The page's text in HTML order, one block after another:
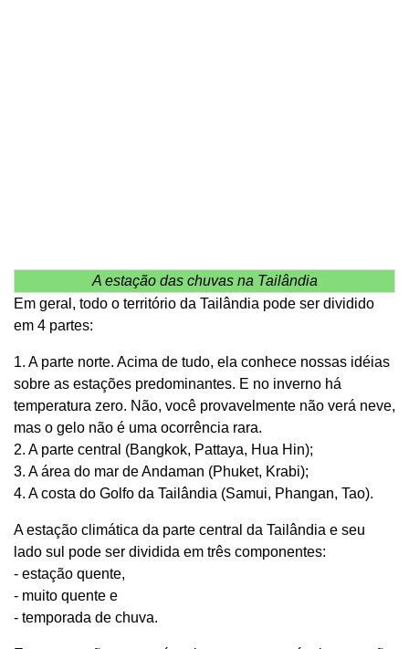
A estação das chuvas na Tailândia
Em geral, todo o território da Tailândia pode ser dividido
em 4 partes:
1. A parte norte. Acima de tudo, ela conhece nossas idéias
sobre as estações predominantes. E no inverno há
temperatura zero. Não, você provavelmente não verá neve,
mas o gelo não é uma ocorrência rara.
2. A parte central (Bangkok, Pattaya, Hua Hin);
3. A área do mar de Andaman (Phuket, Krabi);
4. A costa do Golfo da Tailândia (Samui, Phangan, Tao).
A estação climática da parte central da Tailândia e seu
lado sul pode ser dividida em três componentes:
- estação quente,
- muito quente e
- temporada de chuva.